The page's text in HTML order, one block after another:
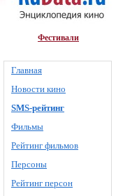
Фестивали
Главная
Новости кино
SMS-рейтинг
Фильмы
Рейтинг фильмов
Персоны
Рейтинг персон